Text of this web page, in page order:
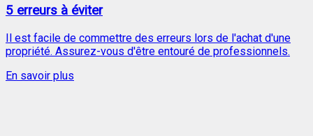
5 erreurs à éviter
Il est facile de commettre des erreurs lors de l'achat d'une
propriété. Assurez-vous d'être entouré de professionnels.
En savoir plus